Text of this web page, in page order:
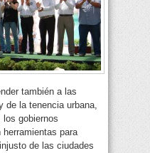
también a las
de la tenencia urbana,
gobiernos
para
de las ciudades